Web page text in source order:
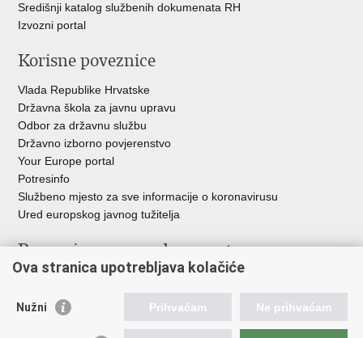
Središnji katalog službenih dokumenata RH
Izvozni portal
Korisne poveznice
Vlada Republike Hrvatske
Državna škola za javnu upravu
Odbor za državnu službu
Državno izborno povjerenstvo
Your Europe portal
Potresinfo
Službeno mjesto za sve informacije o koronavirusu
Ured europskog javnog tužitelja
Poveznice pravosudnog sustava
Državno odvjetništvo
Ured za suzbijanje korupcije i organiziranog kriminaliteta
Ova stranica upotrebljava kolačiće
Nužni Prihvaćam Ne prihvaćam